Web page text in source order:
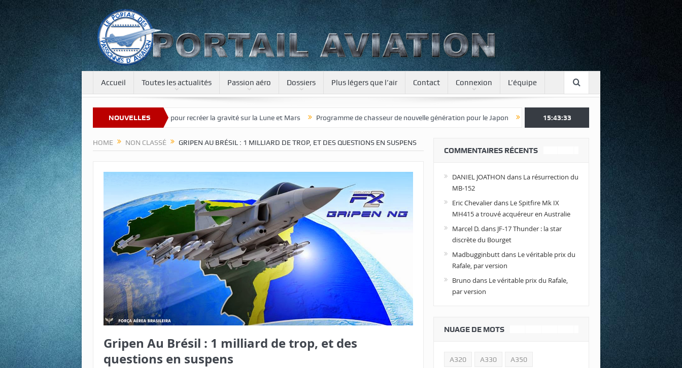
Accueil Toutes les actualités Passion aéro Dossiers Plus légers que l’air Contact Connexion L’équipe
NOUVELLES
site Une tour de 400 m pour recréer la gravité sur la Lune et Mars Programme de chasseur de nouvelle génération pour le Japon Une journée spotter à Luxeuil Envolez-vous avec Air Legend 2021 !
15:43:34
HOME NON CLASSÉ GRIPEN AU BRÉSIL : 1 MILLIARD DE TROP, ET DES QUESTIONS EN SUSPENS
Gripen Au Brésil : 1 milliard de trop, et des
questions en suspens
COMMENTAIRES RÉCENTS
DANIEL JOATHON dans La résurrection du
MB-152
Eric Chevalierdans Le Spitfire Mk IX
MH415 a trouvé acquéreur en Australie
Marcel D.dans JF-17 Thunder : la star
discrète du Bourget
Madbugginbuttdans Le véritable prix du
Rafale, par version
Bruno dans Le véritable prix du Rafale,
par version
NUAGE DE MOTS
A320 A330 A350